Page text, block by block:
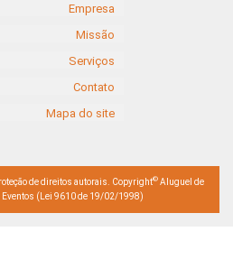
Empresa
Missão
Serviços
Contato
Mapa do site
de direitos autorais. Copyright© Aluguel de
Eventos (Lei 9610 de 19/02/1998)